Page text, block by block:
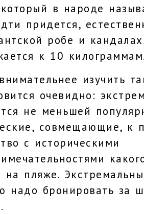
в народе
придется,
робе и
к 10
изучить
очевидно:
не меньшей
совмещающие, к
с историческими
на пляже.
надо бронировать за